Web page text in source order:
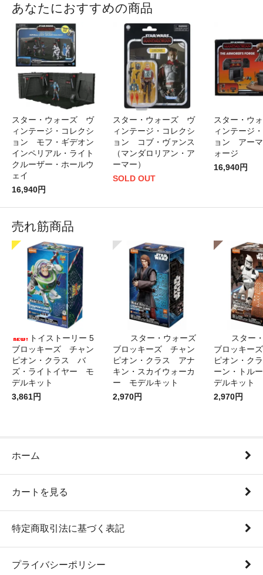
あなたにおすすめの商品
スター・ウォーズ ヴ
ィンテージ・コレクシ
ョン モフ・ギデオン
インペリアル・ライト
クルーザー・ホールウ
ェイ
16,940円
スター・ウォーズ ヴ
ィンテージ・コレクシ
ョン コブ・ヴァンス
（マンダロリアン・ア
ーマー）
SOLD OUT
スター・ウ
ィンテージ
ョン アー
ォージ
16,940円
売れ筋商品
トイストーリー 5
ブロッキーズ チャン
ピオン・クラス バ
ズ・ライトイヤー モ
デルキット
3,861円
スター・ウォーズ
ブロッキーズ チャン
ピオン・クラス アナ
キン・スカイウォーカ
ー モデルキット
2,970円
スター
ブロッキー
ピオン・ク
ーン・トル
デルキット
2,970円
ホーム
カートを見る
特定商取引法に基づく表記
プライバシーポリシー